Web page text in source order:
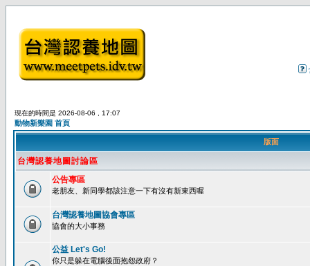
現在的時間是 2026-08-06 , 17:07
動物新樂園 首頁
版面
台灣認養地圖討論區
公告專區
老朋友、新同學都該注意一下有沒有新東西喔
台灣認養地圖協會專區
協會的大小事務
公益 Let's Go!
你只是躲在電腦後面抱怨政府？